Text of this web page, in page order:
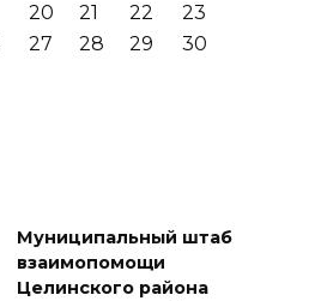
20 21 22
23
27 28 29
30
Муниципальный штаб
взаимопомощи
Целинского района